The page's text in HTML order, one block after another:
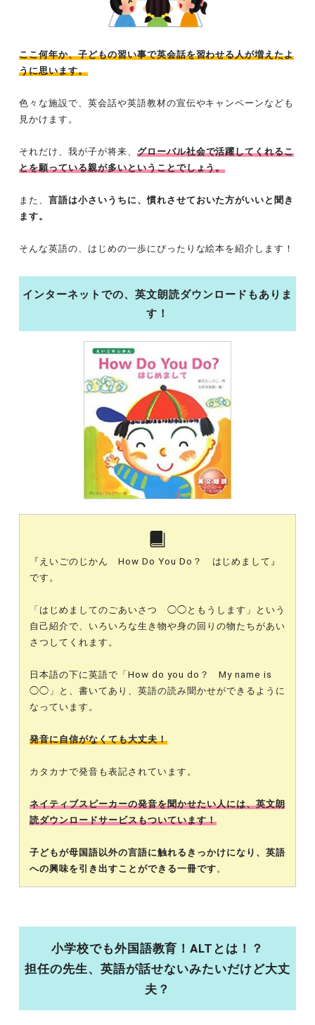
ここ何年か、子どもの習い事で英会話を習わせる人が増えたよ
うに思います。
色々な施設で、英会話や英語教材の宣伝やキャンペーンなども
見かけます。
それだけ、我が子が将来、 グローバル社会で活躍してくれるこ
とを願っている親が多いということでしょう。
また、 言語は小さいうちに、慣れさせておいた方がいいと聞き
ます。
そんな英語の、はじめの一歩にぴったりな絵本を紹介します！
インターネットでの、英文朗読ダウンロードもありま
す！
『えいごのじかん How Do You Do？ はじめまして』
です。
「はじめましてのごあいさつ ◯◯ともうします」という
自己紹介で、いろいろな生き物や身の回りの物たちがあい
さつしてくれます。
日本語の下に英語で「How do you do？ My name is
◯◯」と、書いてあり、英語の読み聞かせができるように
なっています。
発音に自信がなくても大丈夫！
カタカナで発音も表記されています。
ネイティブスピーカーの発音を聞かせたい人には、英文朗
読ダウンロードサービスもついています！
子どもが母国語以外の言語に触れるきっかけになり、英語
への興味を引き出すことができる一冊です 。
小学校でも外国語教育！ALTとは！？
担任の先生、英語が話せないみたいだけど大丈
夫？